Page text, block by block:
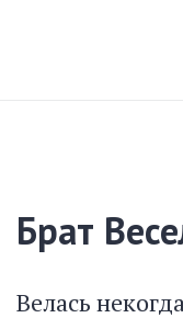
Брат
Велась